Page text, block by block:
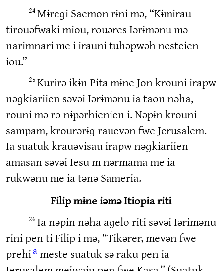
24 Mɨreɡi Saemon rɨni mə, “Kɨmirau
tirouəfwaki miou, rouəres Iərɨmənu mə
narimnari me i irauni tuhəpwəh nesteien
iou.”
25 Kurirə ikɨn Pita mɨne Jon krouni irapw
nəɡkiariien səvəi Iərɨmənu ia taon nəha,
rouni mə ro nɨpərhienien i. Nəpɨn krouni
sampam, krourərɨɡ rauevən fwe Jerusalem.
Ia suatuk krauəvisau irapw nəɡkiariien
amasan səvəi Iesu m nərmama me ia
rukwənu me ia tənə Sameria.
Filip mɨne iəmə Itiopia riti
26 Ia nəpɨn nəha aɡelo riti səvəi Iərɨmənu
rɨni pen tɨ Filip i mə, “Tikərer, mevən fwe
prehiameste suatuk sə raku pen ia